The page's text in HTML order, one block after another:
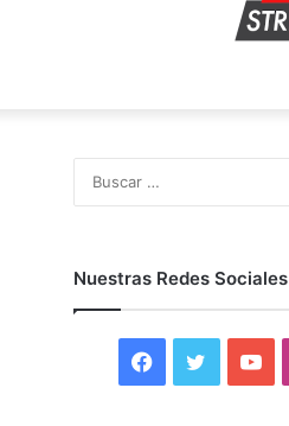
Nuestras Redes Sociales
F
Y